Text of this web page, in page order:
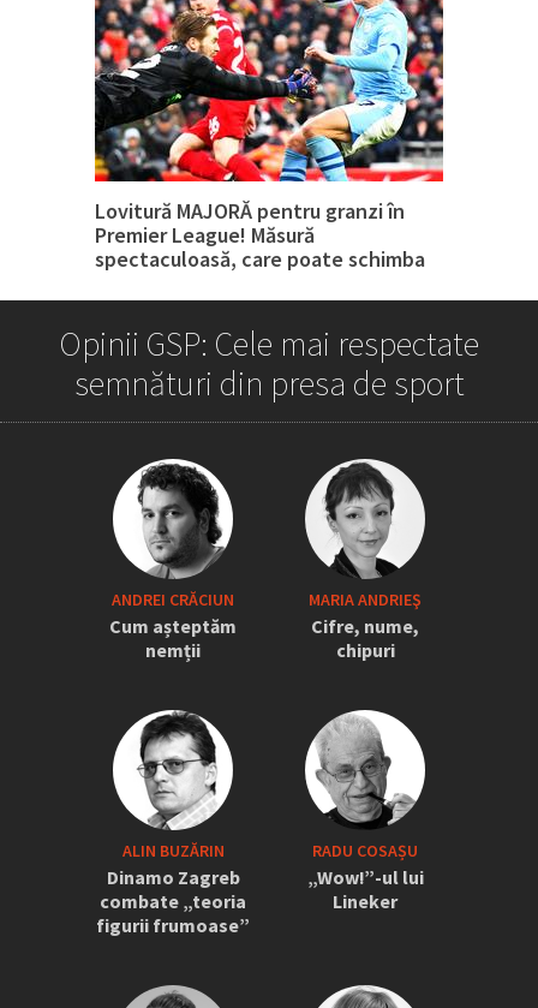
Lovitură MAJORĂ pentru granzi în
Premier League! Măsură
spectaculoasă, care poate schimba
„Iordănescu a tras sforile să revină la
națională” » Pițurcă face dezvăluiri
tari: „Dacă știam că vine el...” +
Scena din avion: „Era transfigurat”
Opinii GSP: Cele mai respectate
semnături din presa de sport
ANDREI CRĂCIUN
Cum așteptăm
nemții
MARIA ANDRIEŞ
Cifre, nume,
chipuri
ALIN BUZĂRIN
Dinamo Zagreb
combate „teoria
figurii frumoase”
RADU COSAȘU
„Wow!”-ul lui
Lineker